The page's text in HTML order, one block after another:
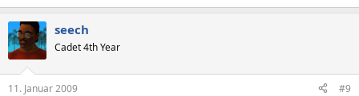
seech
Cadet 4th Year
11. Januar 2009 #9